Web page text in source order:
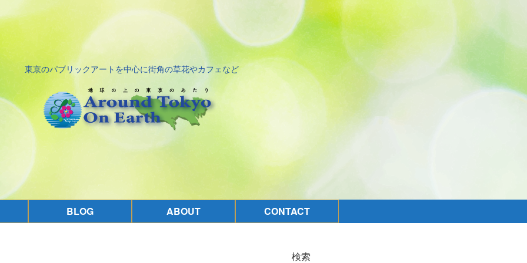
東京のパブリックアートを中心に街角の草花やカフェなど
BLOG ABOUT CONTACT
検索